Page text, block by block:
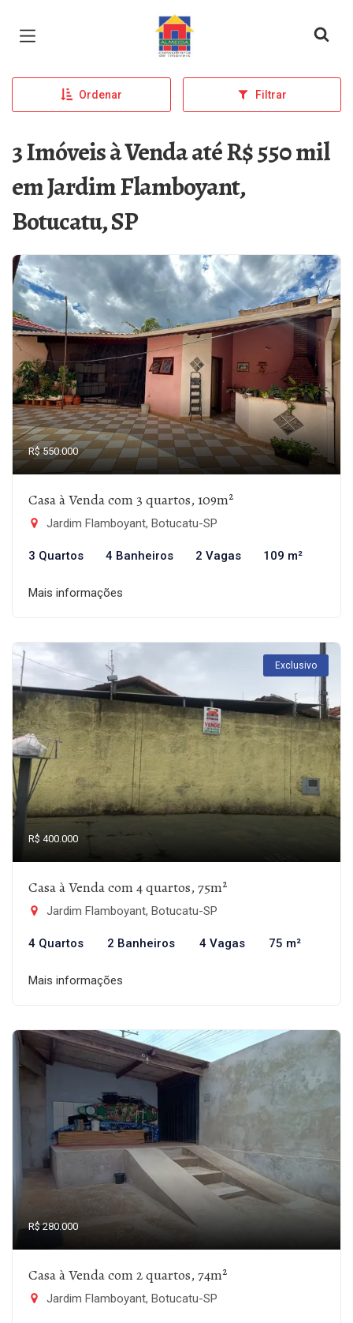
Página inicial
Ordenar Filtrar
3 Imóveis à Venda até R$ 550 mil
em Jardim Flamboyant,
Botucatu, SP
R$ 550.000
Casa à Venda com 3 quartos, 109m²
Jardim Flamboyant, Botucatu-SP
3 Quartos 4 Banheiros 2 Vagas 109 m²
Mais informações
Exclusivo
R$ 400.000
Casa à Venda com 4 quartos, 75m²
Jardim Flamboyant, Botucatu-SP
4 Quartos 2 Banheiros 4 Vagas 75 m²
Mais informações
R$ 280.000
Casa à Venda com 2 quartos, 74m²
Jardim Flamboyant, Botucatu-SP